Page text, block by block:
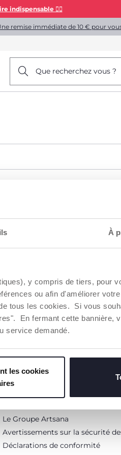
À
y compris de tiers, pour
ou afin d'améliorer
tous les cookies. Si vous
En fermant cette bannière,
service demandé.
les cookies
indispensable 👯‍♀️
remise immédiate de 10 € pour
Que recherchez vous ?
VOUS-AVEZ
A propos de nous
Le Groupe Artsana
Avertissements sur la sécurité
Déclarations de conformité